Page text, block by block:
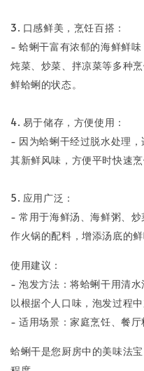
3. 口感鲜美，烹饪百搭：
- 蛤蜊干富有浓郁的海鲜鲜味
炖菜、炒菜、拌凉菜等多种
鲜蛤蜊的状态。
4. 易于储存，方便使用：
- 因为蛤蜊干经过脱水处理
其新鲜风味，方便平时快速烹
5. 应用广泛：
- 常用于海鲜汤、海鲜粥、
作火锅的配料，增添汤底的鲜
使用建议：
- 泡发方法：将蛤蜊干用清
以根据个人口味，泡发过程
- 适用场景：家庭烹饪、餐厅
蛤蜊干是您厨房中的美味法